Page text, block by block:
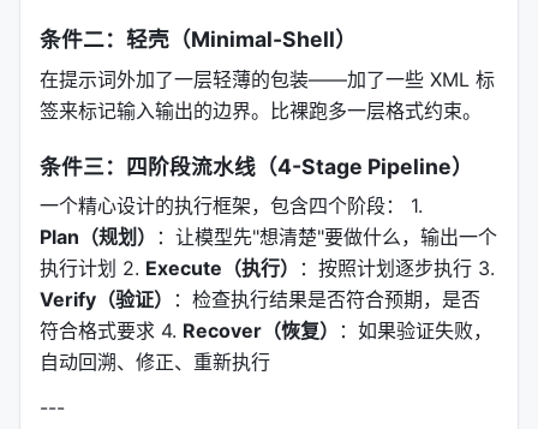
条件二：轻壳（Minimal-Shell）
在提示词外加了一层轻薄的包装——加了一些 XML 标
签来标记输入输出的边界。比裸跑多一层格式约束。
条件三：四阶段流水线（4-Stage Pipeline）
一个精心设计的执行框架，包含四个阶段： 1.
Plan（规划）
：让模型先"想清楚"要做什么，输出一个
执行计划 2. Execute（执行）
：按照计划逐步执行 3.
Verify（验证）
：检查执行结果是否符合预期，是否
符合格式要求 4. Recover（恢复）
：如果验证失败，
自动回溯、修正、重新执行
---